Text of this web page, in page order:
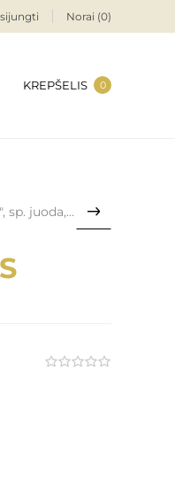
Norai (0)
KREPŠELIS 0
Taurė „Bicos", sp. juoda, 2...